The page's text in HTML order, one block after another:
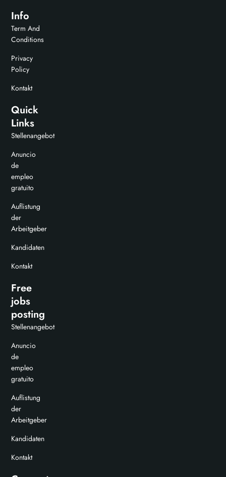
Info
Term And
Conditions
Privacy
Policy
Kontakt
Quick
Links
Stellenangebot
Anuncio
de
empleo
gratuito
Auflistung
der
Arbeitgeber
Kandidaten
Kontakt
Free
jobs
posting
Stellenangebot
Anuncio
de
empleo
gratuito
Auflistung
der
Arbeitgeber
Kandidaten
Kontakt